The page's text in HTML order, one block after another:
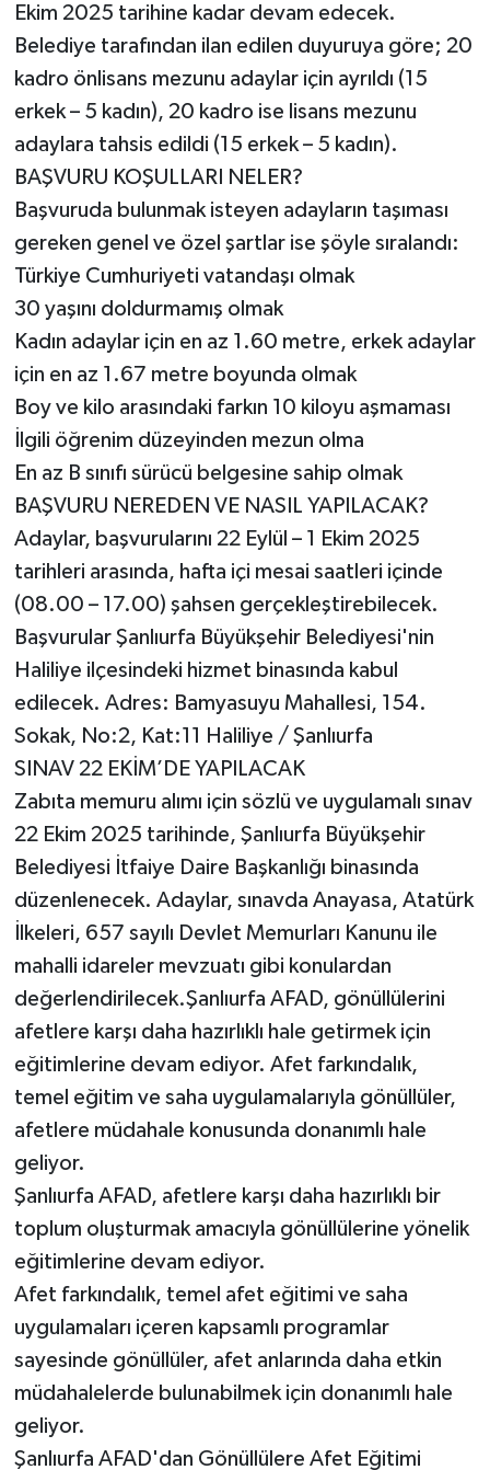
Ekim 2025 tarihine kadar devam edecek.
Belediye tarafından ilan edilen duyuruya göre; 20
kadro önlisans mezunu adaylar için ayrıldı (15
erkek – 5 kadın), 20 kadro ise lisans mezunu
adaylara tahsis edildi (15 erkek – 5 kadın).
BAŞVURU KOŞULLARI NELER?
Başvuruda bulunmak isteyen adayların taşıması
gereken genel ve özel şartlar ise şöyle sıralandı:
Türkiye Cumhuriyeti vatandaşı olmak
30 yaşını doldurmamış olmak
Kadın adaylar için en az 1.60 metre, erkek adaylar
için en az 1.67 metre boyunda olmak
Boy ve kilo arasındaki farkın 10 kiloyu aşmaması
İlgili öğrenim düzeyinden mezun olma
En az B sınıfı sürücü belgesine sahip olmak
BAŞVURU NEREDEN VE NASIL YAPILACAK?
Adaylar, başvurularını 22 Eylül – 1 Ekim 2025
tarihleri arasında, hafta içi mesai saatleri içinde
(08.00 – 17.00) şahsen gerçekleştirebilecek.
Başvurular Şanlıurfa Büyükşehir Belediyesi'nin
Haliliye ilçesindeki hizmet binasında kabul
edilecek. Adres: Bamyasuyu Mahallesi, 154.
Sokak, No:2, Kat:11 Haliliye / Şanlıurfa
SINAV 22 EKİM’DE YAPILACAK
Zabıta memuru alımı için sözlü ve uygulamalı sınav
22 Ekim 2025 tarihinde, Şanlıurfa Büyükşehir
Belediyesi İtfaiye Daire Başkanlığı binasında
düzenlenecek. Adaylar, sınavda Anayasa, Atatürk
İlkeleri, 657 sayılı Devlet Memurları Kanunu ile
mahalli idareler mevzuatı gibi konulardan
değerlendirilecek.Şanlıurfa AFAD, gönüllülerini
afetlere karşı daha hazırlıklı hale getirmek için
eğitimlerine devam ediyor. Afet farkındalık,
temel eğitim ve saha uygulamalarıyla gönüllüler,
afetlere müdahale konusunda donanımlı hale
geliyor.
Şanlıurfa AFAD, afetlere karşı daha hazırlıklı bir
toplum oluşturmak amacıyla gönüllülerine yönelik
eğitimlerine devam ediyor.
Afet farkındalık, temel afet eğitimi ve saha
uygulamaları içeren kapsamlı programlar
sayesinde gönüllüler, afet anlarında daha etkin
müdahalelerde bulunabilmek için donanımlı hale
geliyor.
Şanlıurfa AFAD'dan Gönüllülere Afet Eğitimi